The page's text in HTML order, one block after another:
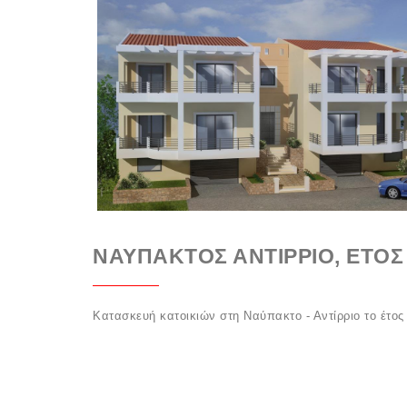
ΝΑΎΠΑΚΤΟΣ ΑΝΤΊΡΡΙΟ, ΈΤΟΣ
Κατασκευή κατοικιών στη Ναύπακτο - Αντίρριο το